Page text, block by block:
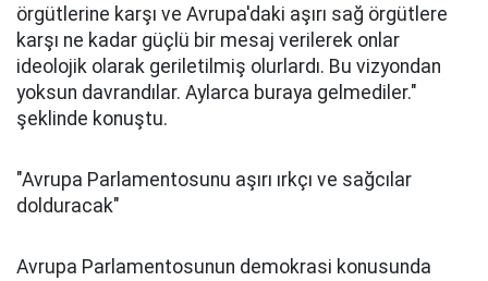
örgütlerine karşı ve Avrupa'daki aşırı sağ örgütlere
karşı ne kadar güçlü bir mesaj verilerek onlar
ideolojik olarak geriletilmiş olurlardı. Bu vizyondan
yoksun davrandılar. Aylarca buraya gelmediler."
şeklinde konuştu.
"Avrupa Parlamentosunu aşırı ırkçı ve sağcılar
dolduracak"
Avrupa Parlamentosunun demokrasi konusunda